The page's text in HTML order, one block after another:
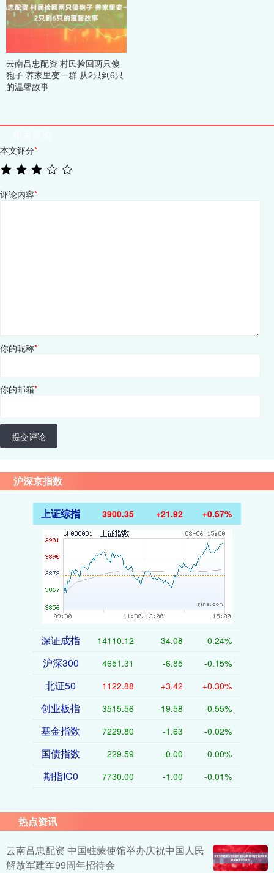
云南吕忠配资 村民捡回两只傻
狍子 养家里变一群 从2只到6只
的温馨故事
本文评分*
评论内容*
你的昵称*
你的邮箱*
提交评论
沪深京指数
上证综指 3900.35 +21.92 +0.57%
深证成指 14110.12 -34.08 -0.24%
沪深300 4651.31 -6.85 -0.15%
北证50 1122.88 +3.42 +0.30%
创业板指 3515.56 -19.58 -0.55%
基金指数 7229.80 -1.63 -0.02%
国债指数 229.59 -0.00 0.00%
期指IC0 7730.00 -1.00 -0.01%
热点资讯
云南吕忠配资 中国驻蒙使馆举办庆祝中国人民
解放军建军99周年招待会